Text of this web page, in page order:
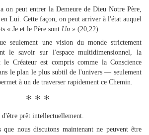
on peut entrer la Demeure de Dieu Notre Père,
en Lui. Cette façon, on peut arriver à l'état auquel
« Je et le Père sont Un » (20,22).
seulement une vision du monde strictement
le savoir sur l'espace multidimensionnel, la
Créateur est compris comme la Conscience
le plan le plus subtil de l'univers — seulement
à un de traverser rapidement ce Chemin.
* * *
prêt intellectuellement.
que nous discutons maintenant ne peuvent être